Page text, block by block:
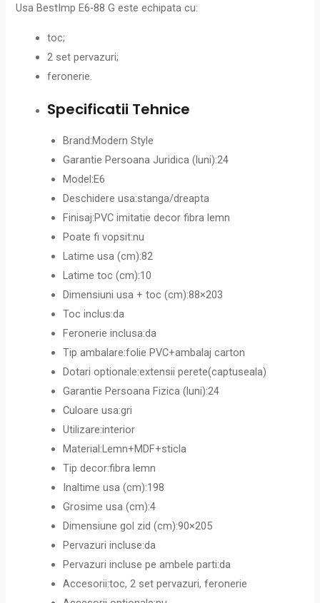
Usa BestImp E6-88 G este echipata cu:
toc;
2 set pervazuri;
feronerie.
Specificatii Tehnice
Brand:Modern Style
Garantie Persoana Juridica (luni):24
Model:E6
Deschidere usa:stanga/dreapta
Finisaj:PVC imitatie decor fibra lemn
Poate fi vopsit:nu
Latime usa (cm):82
Latime toc (cm):10
Dimensiuni usa + toc (cm):88×203
Toc inclus:da
Feronerie inclusa:da
Tip ambalare:folie PVC+ambalaj carton
Dotari optionale:extensii perete(captuseala)
Garantie Persoana Fizica (luni):24
Culoare usa:gri
Utilizare:interior
Material:Lemn+MDF+sticla
Tip decor:fibra lemn
Inaltime usa (cm):198
Grosime usa (cm):4
Dimensiune gol zid (cm):90×205
Pervazuri incluse:da
Pervazuri incluse pe ambele parti:da
Accesorii:toc, 2 set pervazuri, feronerie